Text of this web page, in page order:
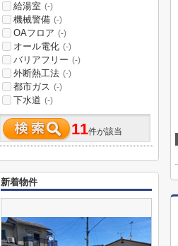
給湯室 (-)
機械警備 (-)
OAフロア (-)
オール電化 (-)
バリアフリー (-)
外断熱工法 (-)
都市ガス (-)
下水道 (-)
11件が該当
新着物件